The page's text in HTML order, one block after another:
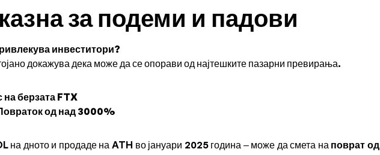
за подеми и падови
инвеститори?
докажува дека може да се опорави од најтешките пазарни превирања.
на берзата FTX
од над 3000%
на дното и продаде на ATH во јануари 2025 година – може да смета на поврат од